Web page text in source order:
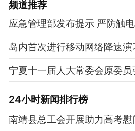
频道推荐
应急管理部发布提示 严防触
岛内首次进行移动网络降速
宁夏十一届人大常委会原委
24小时新闻排行榜
南靖县总工会开展助力高考慰